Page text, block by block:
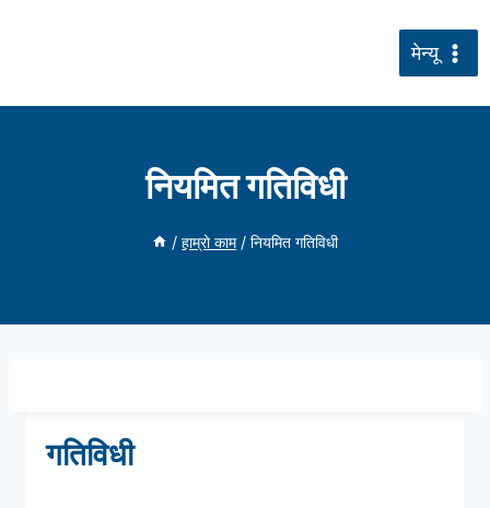
मेन्यू
नियमित गतिविधी
/ हाम्रो काम / नियमित गतिविधी
गतिविधी